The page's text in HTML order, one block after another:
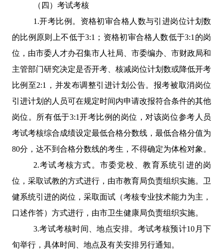
（四）考试考核
1.开考比例。资格初审合格人数与引进岗位计划数
的比例原则上不低于3:1 ；资格初审合格人数低于3:1 的岗
位，由市委人才办召集市人社局、市委编办、市财政局和
主管部门研究决定是否开考、核减岗位计划数或降低开考
比例至2:1
，并发布调整引进计划公告。报考被取消岗位
引进计划的人员可在规定时间内申请改报符合条件的其他
岗位。所有低于3:1开考比例的岗位，对该岗位参考人员
考试考核综合成绩设定最低合格分数线，最低合格分值为
80分，达不到合格分数线的考生，不得确定为体检对象。
2.考试考核方式。市委党校、教育系统引进的岗
位，采取试教的方式进行，由市教育局负责组织实施。卫
健系统引进的岗位，采取面试（考核专业技术能力为主，
口述作答）方式进行，由市卫生健康局负责组织实施。
3.考试考核时间、地点安排。考试考核预计10 月下
旬举行，具体时间、地点及有关安排另行通知。